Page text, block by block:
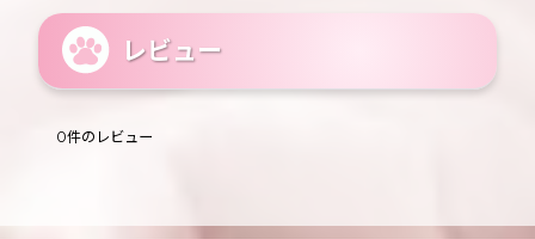
レビュー
0件のレビュー